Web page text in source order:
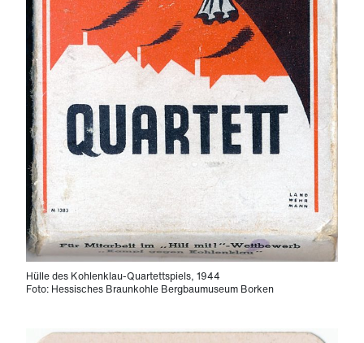
Hülle des Kohlenklau-Quartettspiels, 1944
Foto: Hessisches Braunkohle Bergbaumuseum Borken